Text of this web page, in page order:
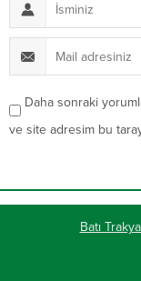
Daha sonraki
ve site adresim bu
Batı